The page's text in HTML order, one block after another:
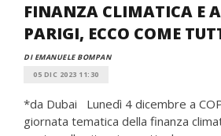
FINANZA CLIMATICA E
PARIGI, ECCO COME
DI EMANUELE BOMPAN
05 DIC 2023 11:30
*da Dubai Lunedì 4 dicembre a
giornata tematica della finanza